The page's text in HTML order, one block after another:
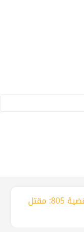
أوراق القضية 805: مقتل